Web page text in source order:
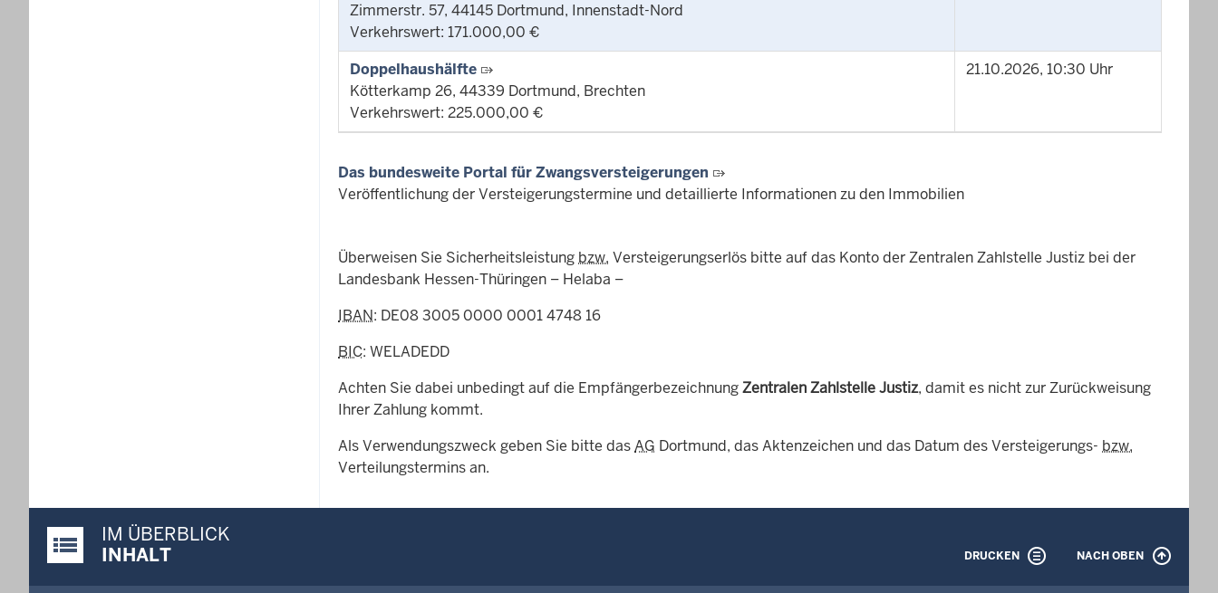
Zimmerstr. 57, 44145 Dortmund, Innenstadt-Nord
Verkehrswert: 171.000,00 €
Doppelhaushälfte
Kötterkamp 26, 44339 Dortmund, Brechten
Verkehrswert: 225.000,00 €
21.10.2026, 10:30 Uhr
Das bundesweite Portal für Zwangsversteigerungen
Veröffentlichung der Versteigerungstermine und detaillierte Informationen zu den Immobilien
Überweisen Sie Sicherheitsleistung bzw. Versteigerungserlös bitte auf das Konto der Zentralen Zahlstelle Justiz bei der
Landesbank Hessen-Thüringen – Helaba –
IBAN: DE08 3005 0000 0001 4748 16
BIC: WELADEDD
Achten Sie dabei unbedingt auf die EmpfängerbezeichnungZentralen Zahlstelle Justiz, damit es nicht zur Zurückweisung
Ihrer Zahlung kommt.
Als Verwendungszweck geben Sie bitte dasAG Dortmund, das Aktenzeichen und das Datum des Versteigerungs- bzw.
Verteilungstermins an.
Justiz-Portal im Überblick:
IM ÜBERBLICK
INHALT
DRUCKEN NACH OBEN